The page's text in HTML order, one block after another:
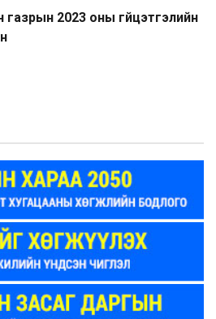
2023 оны гүйцэтгэлийн